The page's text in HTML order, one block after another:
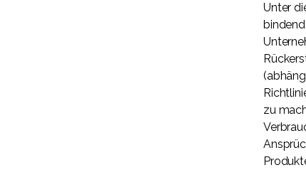
Unter
zu